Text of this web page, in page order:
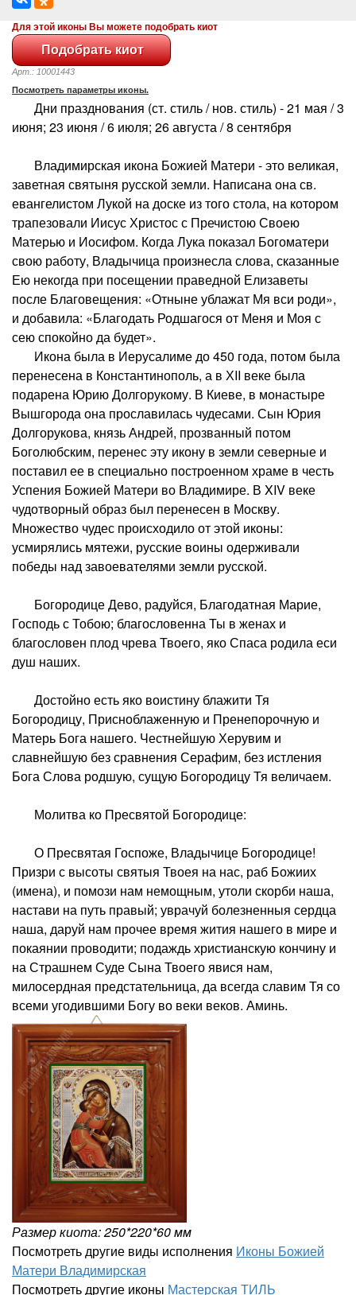
Для этой иконы Вы можете подобрать киот
Арт.: 10001443
Посмотреть параметры иконы.
Дни празднования (ст. стиль / нов. стиль) - 21 мая / 3
июня; 23 июня / 6 июля; 26 августа / 8 сентября
Владимирская икона Божией Матери - это великая,
заветная святыня русской земли. Написана она св.
евангелистом Лукой на доске из того стола, на котором
трапезовали Иисус Христос с Пречистою Своею
Матерью и Иосифом. Когда Лука показал Богоматери
свою работу, Владычица произнесла слова, сказанные
Ею некогда при посещении праведной Елизаветы
после Благовещения: «Отныне ублажат Мя вси роди»,
и добавила: «Благодать Родшагося от Меня и Моя с
сею спокойно да будет».
Икона была в Иерусалиме до 450 года, потом была
перенесена в Константинополь, а в ХII веке была
подарена Юрию Долгорукому. В Киеве, в монастыре
Вышгорода она прославилась чудесами. Сын Юрия
Долгорукова, князь Андрей, прозванный потом
Боголюбским, перенес эту икону в земли северные и
поставил ее в специально построенном храме в честь
Успения Божией Матери во Владимире. В XIV веке
чудотворный образ был перенесен в Москву.
Множество чудес происходило от этой иконы:
усмирялись мятежи, русские воины одерживали
победы над завоевателями земли русской.
Богородице Дево, радуйся, Благодатная Марие,
Господь с Тобою; благословенна Ты в женах и
благословен плод чрева Твоего, яко Спаса родила еси
душ наших.
Достойно есть яко воистину блажити Тя
Богородицу, Присноблаженную и Пренепорочную и
Матерь Бога нашего. Честнейшую Херувим и
славнейшую без сравнения Серафим, без истления
Бога Слова родшую, сущую Богородицу Тя величаем.
Молитва ко Пресвятой Богородице:
О Пресвятая Госпоже, Владычице Богородице!
Призри с высоты святыя Твоея на нас, раб Божиих
(имена), и помози нам немощным, утоли скорби наша,
настави на путь правый; уврачуй болезненныя сердца
наша, даруй нам прочее время жития нашего в мире и
покаянии проводити; подаждь христианскую кончину и
на Страшнем Суде Сына Твоего явися нам,
милосердная предстательница, да всегда славим Тя со
всеми угодившими Богу во веки веков. Аминь.
Размер киота: 250*220*60 мм
Посмотреть другие виды исполнения Иконы Божией
Матери Владимирская
Посмотреть другие иконы Мастерская ТИЛЬ